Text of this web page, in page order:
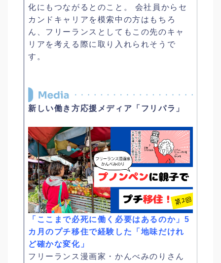
化にもつながるとのこと。 会社員からセ
カンドキャリアを模索中の方はもちろ
ん、フリーランスとしてもこの先のキャ
リアを考える際に取り入れられそうで
す。
新しい働き方応援メディア「フリパラ」
「ここまで必死に働く必要はあるのか」5
カ月のプチ移住で経験した「地味だけれ
ど確かな変化」
フリーランス漫画家・かんべみのりさん